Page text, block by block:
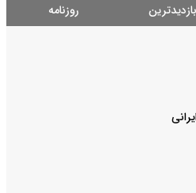
روزنامه